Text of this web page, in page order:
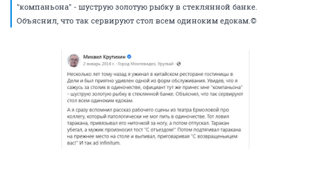
"компаньона" - шуструю золотую рыбку в стеклянной банке.
Объяснил, что так сервируют стол всем одиноким едокам.©